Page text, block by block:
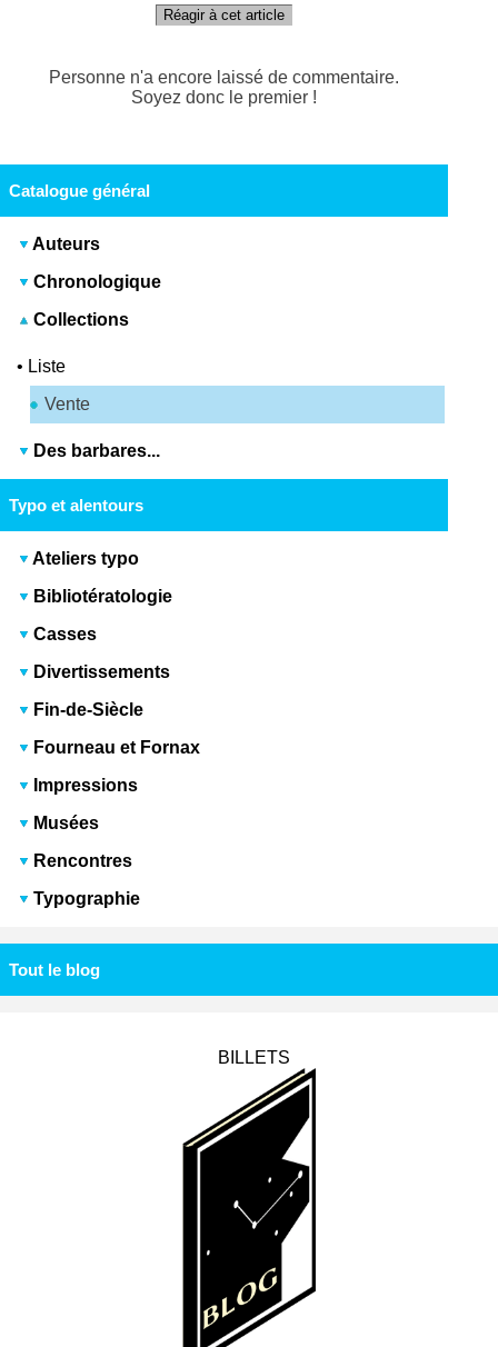
Réagir à cet article
Personne n'a encore laissé de commentaire.
Soyez donc le premier !
Catalogue général
Auteurs
Chronologique
Collections
• Liste
Vente
Des barbares...
Typo et alentours
Ateliers typo
Bibliotératologie
Casses
Divertissements
Fin-de-Siècle
Fourneau et Fornax
Impressions
Musées
Rencontres
Typographie
Tout le blog
BILLETS